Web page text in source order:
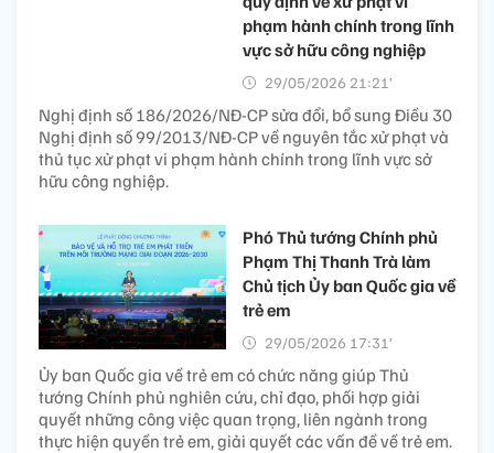
phạm hành chính trong lĩnh
vực sở hữu công nghiệp
29/05/2026 21:21’
Nghị định số 186/2026/NĐ-CP sửa đổi, bổ sung Điều 30
Nghị định số 99/2013/NĐ-CP về nguyên tắc xử phạt và
thủ tục xử phạt vi phạm hành chính trong lĩnh vực sở
hữu công nghiệp.
Phó Thủ tướng Chính phủ
Phạm Thị Thanh Trà làm
Chủ tịch Ủy ban Quốc gia về
trẻ em
29/05/2026 17:31’
Ủy ban Quốc gia về trẻ em có chức năng giúp Thủ
tướng Chính phủ nghiên cứu, chỉ đạo, phối hợp giải
quyết những công việc quan trọng, liên ngành trong
thực hiện quyền trẻ em, giải quyết các vấn đề về trẻ em.